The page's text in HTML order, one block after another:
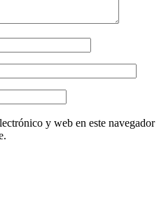
y web en este navegador